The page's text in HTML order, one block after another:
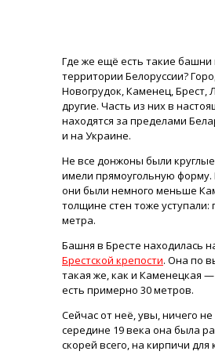
Где же ещё есть такие башни
территории Белоруссии?
Новогрудок, Каменец, Брест,
другие. Часть из них в
находятся за пределами
и на Украине.
Не все донжоны были
имели прямоугольную форму.
они были немного меньше
толщине стен тоже уступали:
метра.
Башня в Бресте находилась
Брестской крепости. Она по
такая же, как и Каменецкая
есть примерно 30 метров.
Сейчас от неё, увы, ничего не
середине 19 века она была
скорей всего, на кирпичи для